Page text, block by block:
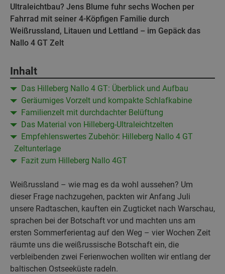
Ultraleichtbau? Jens Blume fuhr sechs Wochen per
Fahrrad mit seiner 4-Köpfigen Familie durch
Weißrussland, Litauen und Lettland – im Gepäck das
Nallo 4 GT Zelt
Inhalt
Das Hilleberg Nallo 4 GT: Überblick und Aufbau
Geräumiges Vorzelt und kompakte Schlafkabine
Familienzelt mit durchdachter Belüftung
Das Material von Hilleberg-Ultraleichtzelten
Empfehlenswertes Zubehör: Hilleberg Nallo 4 GT
Zeltunterlage
Fazit zum Hilleberg Nallo 4GT
Weißrussland – wie mag es da wohl aussehen? Um
dieser Frage nachzugehen, packten wir Anfang Juli
unsere Radtaschen, kauften ein Zugticket nach Warschau,
sprachen bei der Botschaft vor und machten uns am
ersten Sommerferientag auf den Weg – vier Wochen Zeit
räumte uns die weißrussische Botschaft ein, die
verbleibenden zwei Ferienwochen wollten wir entlang der
baltischen Ostseeküste radeln.